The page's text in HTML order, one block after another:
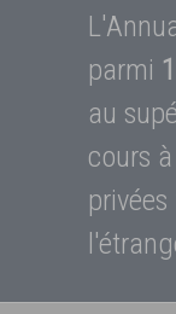
parmi
au
cours